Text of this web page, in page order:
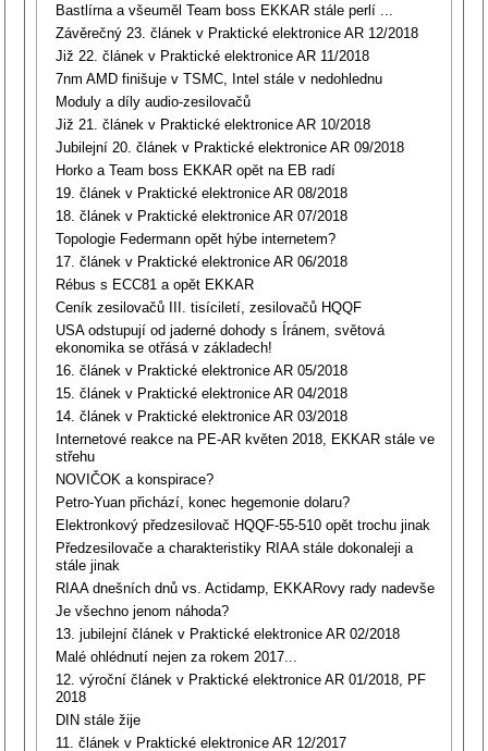
Bastlírna a všeuměl Team boss EKKAR stále perlí ...
Závěrečný 23. článek v Praktické elektronice AR 12/2018
Již 22. článek v Praktické elektronice AR 11/2018
7nm AMD finišuje v TSMC, Intel stále v nedohlednu
Moduly a díly audio-zesilovačů
Již 21. článek v Praktické elektronice AR 10/2018
Jubilejní 20. článek v Praktické elektronice AR 09/2018
Horko a Team boss EKKAR opět na EB radí
19. článek v Praktické elektronice AR 08/2018
18. článek v Praktické elektronice AR 07/2018
Topologie Federmann opět hýbe internetem?
17. článek v Praktické elektronice AR 06/2018
Rébus s ECC81 a opět EKKAR
Ceník zesilovačů III. tisíciletí, zesilovačů HQQF
USA odstupují od jaderné dohody s Íránem, světová
ekonomika se otřásá v základech!
16. článek v Praktické elektronice AR 05/2018
15. článek v Praktické elektronice AR 04/2018
14. článek v Praktické elektronice AR 03/2018
Internetové reakce na PE-AR květen 2018, EKKAR stále ve
střehu
NOVIČOK a konspirace?
Petro-Yuan přichází, konec hegemonie dolaru?
Elektronkový předzesilovač HQQF-55-510 opět trochu jinak
Předzesilovače a charakteristiky RIAA stále dokonaleji a
stále jinak
RIAA dnešních dnů vs. Actidamp, EKKARovy rady nadevše
Je všechno jenom náhoda?
13. jubilejní článek v Praktické elektronice AR 02/2018
Malé ohlédnutí nejen za rokem 2017...
12. výroční článek v Praktické elektronice AR 01/2018, PF
2018
DIN stále žije
11. článek v Praktické elektronice AR 12/2017